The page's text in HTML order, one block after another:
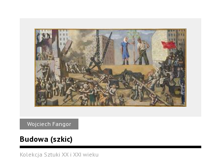
Wojciech Fangor
Budowa (szkic)
Kolekcja Sztuki XX i XXI wieku